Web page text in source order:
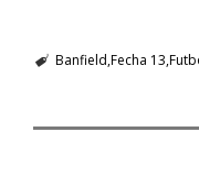
Banfield Fecha 13